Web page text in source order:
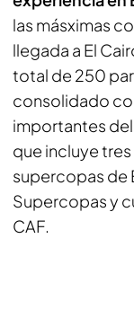
las másximas
llegada a El
total de 250
consolidado
importantes
que incluye
supercopas de
Supercopas y
CAF.